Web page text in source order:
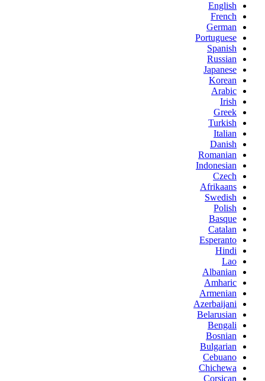
English
French
German
Portuguese
Spanish
Russian
Japanese
Korean
Arabic
Irish
Greek
Turkish
Italian
Danish
Romanian
Indonesian
Czech
Afrikaans
Swedish
Polish
Basque
Catalan
Esperanto
Hindi
Lao
Albanian
Amharic
Armenian
Azerbaijani
Belarusian
Bengali
Bosnian
Bulgarian
Cebuano
Chichewa
Corsican